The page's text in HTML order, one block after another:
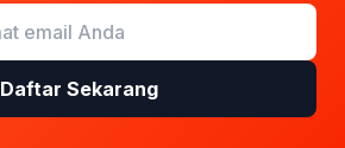
Daftar Sekarang